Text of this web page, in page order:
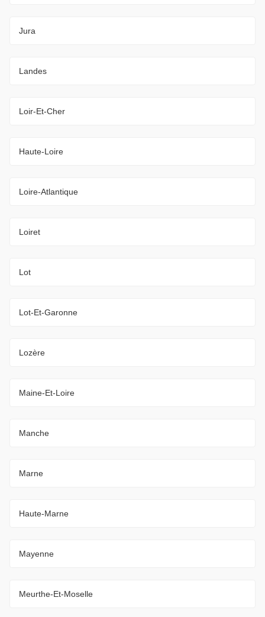
Jura
Landes
Loir-Et-Cher
Haute-Loire
Loire-Atlantique
Loiret
Lot
Lot-Et-Garonne
Lozère
Maine-Et-Loire
Manche
Marne
Haute-Marne
Mayenne
Meurthe-Et-Moselle